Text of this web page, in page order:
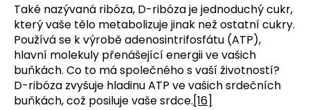
Také nazývaná ribóza, D-ribóza je jednoduchý cukr,
který vaše tělo metabolizuje jinak než ostatní cukry.
Používá se k výrobě adenosintrifosfátu (ATP),
hlavní molekuly přenášející energii ve vašich
buňkách. Co to má společného s vaší životností?
D-ribóza zvyšuje hladinu ATP ve vašich srdečních
buňkách, což posiluje vaše srdce.[16]